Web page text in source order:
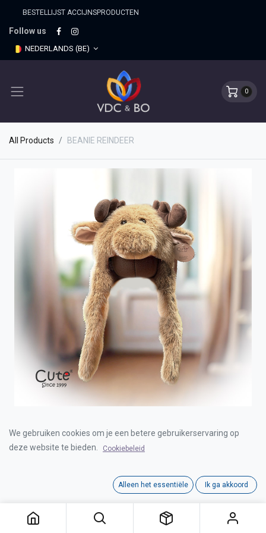
BESTELLIJST ACCIJNSPRO​DUCTEN
Follow us
NEDERLANDS (BE)
0
All Products BEANIE REINDEER
Interne referentie: 00030510
We gebruiken cookies om je een betere gebruikerservaring op
deze website te bieden.
Cookiebeleid
Alleen het essentiële Ik ga akkoord